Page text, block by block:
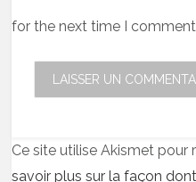
for the next time I
Ce site utilise Akismet pour
savoir plus sur la façon